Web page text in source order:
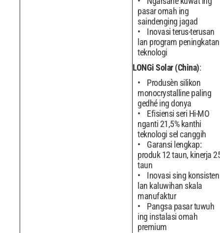
pasar omah ing
saindenging jagad
Inovasi terus-terusan
lan program peningkatan
teknologi
LONGi Solar (China):
Produsèn silikon
monocrystalline paling
gedhé ing donya
Efisiensi seri Hi-MO
nganti 21,5% kanthi
teknologi sel canggih
Garansi lengkap:
produk 12 taun, kinerja
taun
Inovasi sing konsisten
lan kaluwihan skala
manufaktur
Pangsa pasar tuwuh
ing instalasi omah
premium